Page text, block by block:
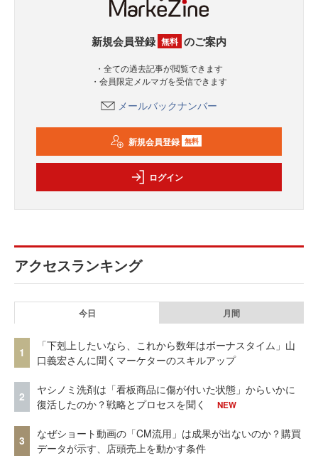
新規会員登録 無料 のご案内
・全ての過去記事が閲覧できます
・会員限定メルマガを受信できます
メールバックナンバー
新規会員登録 無料
ログイン
アクセスランキング
今日 月間
1
「下剋上したいなら、これから数年はボーナスタイム」山
口義宏さんに聞くマーケターのスキルアップ
2
ヤシノミ洗剤は「看板商品に傷が付いた状態」からいかに
復活したのか？戦略とプロセスを聞く
NEW
3
なぜショート動画の「CM流用」は成果が出ないのか？購買
データが示す、店頭売上を動かす条件